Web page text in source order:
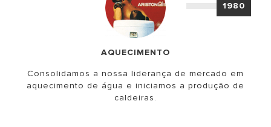
1980
AQUECIMENTO
Consolidamos a nossa liderança de mercado em
aquecimento de água e iniciamos a produção de
caldeiras.